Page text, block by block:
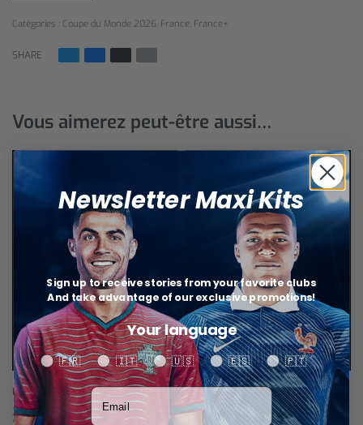
Catégories : Coupe du Monde 2026 France France+
SHARE
Vous aimerez peut-être aussi…
Brésil Maillot Rétro 2002
29,99
Brésil Maillot Rétro 1998
29,99€
Newsletter Maxi Kits
Sign up to receive stories from your favorite clubs
And take advantage of our exclusive promotions!
Your language
Your language
🇫🇷 🇮🇹 🇺🇸 🇪🇸 🇵🇹
Votre adresse email